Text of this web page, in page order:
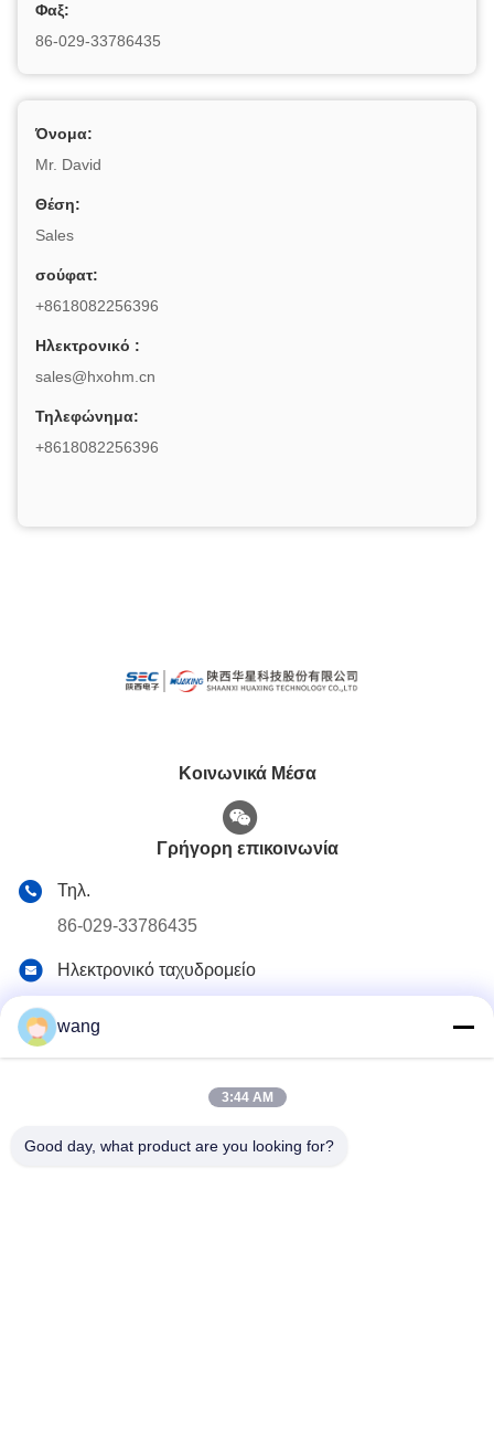
Φαξ:
86-029-33786435
Όνομα:
Mr. David
Θέση:
Sales
σούφατ:
+8618082256396
Ηλεκτρονικό :
sales@hxohm.cn
Τηλεφώνημα:
+8618082256396
Κοινωνικά Μέσα
Γρήγορη επικοινωνία
Τηλ.
86-029-33786435
Ηλεκτρονικό ταχυδρομείο
sales@hxohm.cn
Διεύθυνση
Πολιτική μυστικότητας |
wang
3:44 AM
Good day, what product are you looking for?